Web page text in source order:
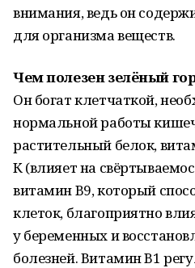
внимания, ведь он
для организма веществ.
Чем полезен зелёный
Он богат клетчаткой,
нормальной работы
растительный белок,
К (влияет на
витамин B9, который
клеток, благоприятно
у беременных и
болезней. Витамин B1